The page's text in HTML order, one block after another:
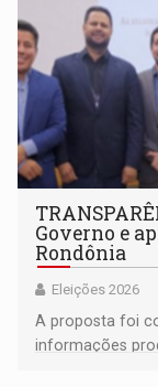
Governo e
Rondônia
Eleições 2026
A proposta foi
informações